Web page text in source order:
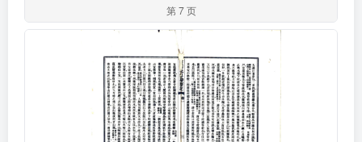
第 7 页